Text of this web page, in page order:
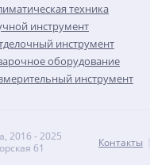
техника
инструмент
инструмент
оборудование
инструмент
2016 - 2025
61
Контакты